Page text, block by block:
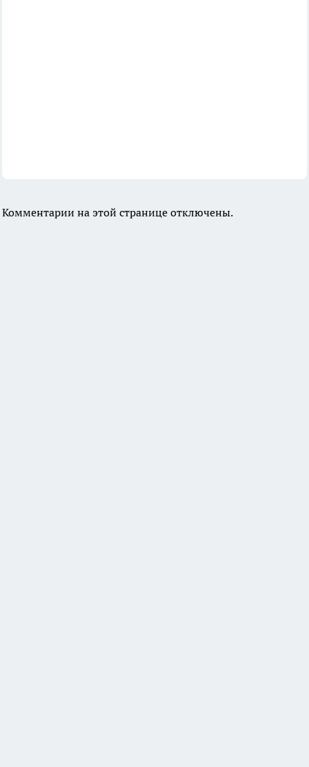
Комментарии на этой странице отключены.